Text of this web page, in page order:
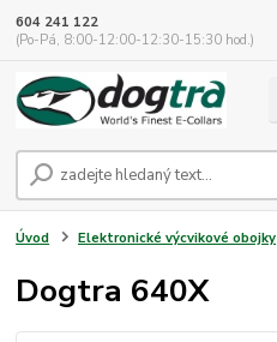
604 241 122
(Po-Pá, 8:00-12:00-12:30-15:30 hod.)
Úvod Elektronické výcvikové obojky
Dogtra 640X